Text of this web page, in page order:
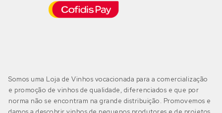
Somos uma Loja de Vinhos vocacionada para a comercialização
e promoção de vinhos de qualidade, diferenciados e que por
norma não se encontram na grande distribuição. Promovemos e